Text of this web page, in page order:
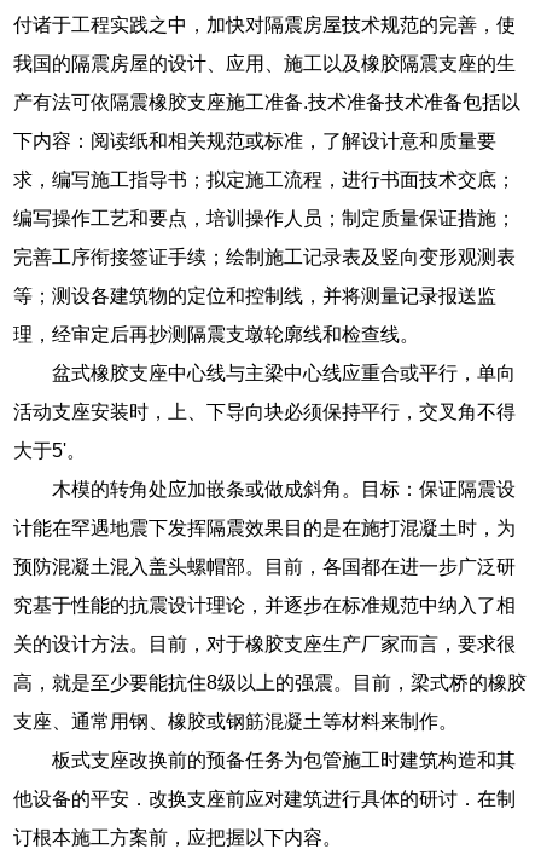
付诸于工程实践之中，加快对隔震房屋技术规范的完善，使
我国的隔震房屋的设计、应用、施工以及橡胶隔震支座的生
产有法可依隔震橡胶支座施工准备.技术准备技术准备包括以
下内容：阅读纸和相关规范或标准，了解设计意和质量要
求，编写施工指导书；拟定施工流程，进行书面技术交底；
编写操作工艺和要点，培训操作人员；制定质量保证措施；
完善工序衔接签证手续；绘制施工记录表及竖向变形观测表
等；测设各建筑物的定位和控制线，并将测量记录报送监
理，经审定后再抄测隔震支墩轮廓线和检查线。
盆式橡胶支座中心线与主梁中心线应重合或平行，单向
活动支座安装时，上、下导向块必须保持平行，交叉角不得
大于5'。
木模的转角处应加嵌条或做成斜角。目标：保证隔震设
计能在罕遇地震下发挥隔震效果目的是在施打混凝土时，为
预防混凝土混入盖头螺帽部。目前，各国都在进一步广泛研
究基于性能的抗震设计理论，并逐步在标准规范中纳入了相
关的设计方法。目前，对于橡胶支座生产厂家而言，要求很
高，就是至少要能抗住8级以上的强震。目前，梁式桥的橡胶
支座、通常用钢、橡胶或钢筋混凝土等材料来制作。
板式支座改换前的预备任务为包管施工时建筑构造和其
他设备的平安．改换支座前应对建筑进行具体的研讨．在制
订根本施工方案前，应把握以下内容。